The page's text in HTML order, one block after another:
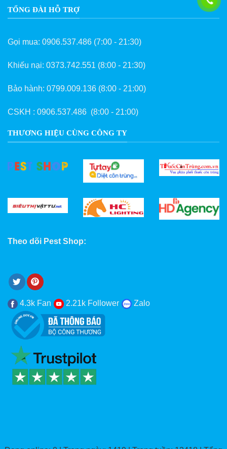
TỔNG ĐÀI HỖ TRỢ
Gọi mua: 0906.537.486 (7:00 - 21:30)
Khiếu nại: 0373.742.551 (8:00 - 21:30)
Bảo hành: 0799.009.136 (8:00 - 21:00)
CSKH : 0906.537.486 (8:00 - 21:00)
THƯƠNG HIỆU CÙNG CÔNG TY
Theo dõi Pest Shop:
4.3k Fan 2.21k Follower Zalo